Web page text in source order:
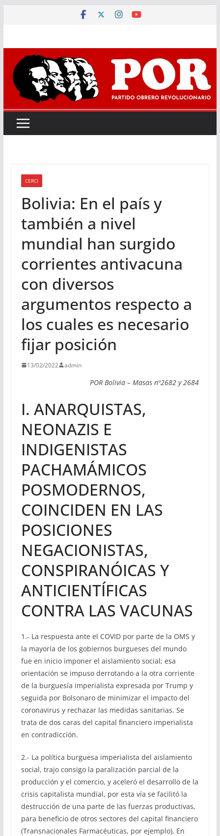
CERCI
Bolivia: En el país y
también a nivel
mundial han surgido
corrientes antivacuna
con diversos
argumentos respecto a
los cuales es necesario
fijar posición
13/02/2022 admin
POR Bolivia – Masas nº2682 y 2684
I. ANARQUISTAS,
NEONAZIS E
INDIGENISTAS
PACHAMÁMICOS
POSMODERNOS,
COINCIDEN EN LAS
POSICIONES
NEGACIONISTAS,
CONSPIRANÓICAS Y
ANTICIENTÍFICAS
CONTRA LAS VACUNAS
1.- La respuesta ante el COVID por parte de la OMS y
la mayoría de los gobiernos burgueses del mundo
fue en inicio imponer el aislamiento social; esa
orientación se impuso derrotando a la otra corriente
de la burguesía imperialista expresada por Trump y
seguida por Bolsonaro de minimizar el impacto del
coronavirus y rechazar las medidas sanitarias. Se
trata de dos caras del capital financiero imperialista
en contradicción.
2.- La política burguesa imperialista del aislamiento
social, trajo consigo la paralización parcial de la
producción y el comercio, y aceleró el desarrollo de la
crisis capitalista mundial, por esta vía se facilitó la
destrucción de una parte de las fuerzas productivas,
para beneficio de otros sectores del capital financiero
(Transnacionales Farmacéuticas, por ejemplo). En